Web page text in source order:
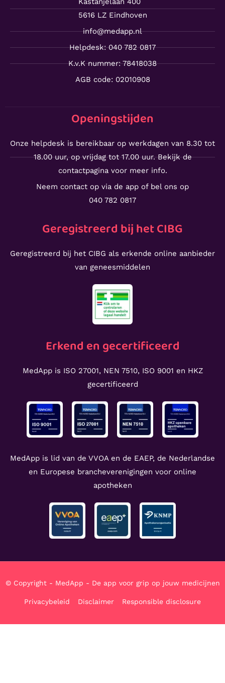
5616 LZ Eindhoven
info@medapp.nl
Helpdesk: 040 782 0817
K.v.K nummer: 78418038
AGB code: 02010908
Openingstijden
Onze helpdesk is bereikbaar op werkdagen van 8.30 tot
18.00 uur, op vrijdag tot 17.00 uur. Bekijk de
contactpagina voor meer info.
Neem contact op via de app of bel ons op
040 782 0817
Geregistreerd bij het CIBG
Geregistreerd bij het CIBG als erkende online aanbieder
van geneesmiddelen
Erkend en gecertificeerd
MedApp is ISO 27001, NEN 7510, ISO 9001 en HKZ
gecertificeerd
MedApp is lid van de VVOA en de EAEP, de Nederlandse
en Europese brancheverenigingen voor online
apotheken
© Copyright - MedApp - De app voor grip op jouw medicijnen
Privacybeleid Disclaimer Responsible disclosure